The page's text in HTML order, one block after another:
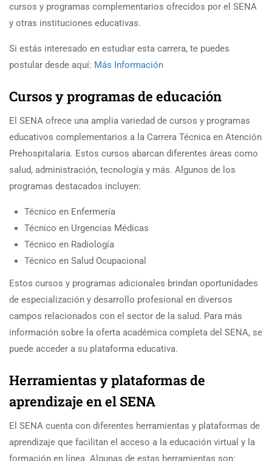
cursos y programas complementarios ofrecidos por el SENA
y otras instituciones educativas.
Si estás interesado en estudiar esta carrera, te puedes
postular desde aquí: Más Información
Cursos y programas de educación
El SENA ofrece una amplia variedad de cursos y programas
educativos complementarios a la Carrera Técnica en Atención
Prehospitalaria. Estos cursos abarcan diferentes áreas como
salud, administración, tecnología y más. Algunos de los
programas destacados incluyen:
Técnico en Enfermería
Técnico en Urgencias Médicas
Técnico en Radiología
Técnico en Salud Ocupacional
Estos cursos y programas adicionales brindan oportunidades
de especialización y desarrollo profesional en diversos
campos relacionados con el sector de la salud. Para más
información sobre la oferta académica completa del SENA, se
puede acceder a su plataforma educativa.
Herramientas y plataformas de
aprendizaje en el SENA
El SENA cuenta con diferentes herramientas y plataformas de
aprendizaje que facilitan el acceso a la educación virtual y la
formación en línea. Algunas de estas herramientas son: